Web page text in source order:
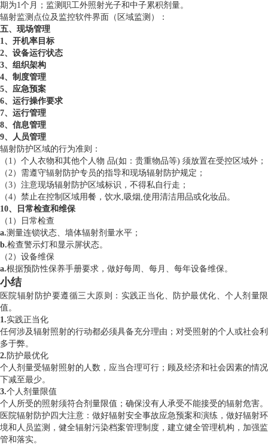
期为1个月；监测职工外照射光子和中子累积剂量。
辐射监测点位及监控软件界面（区域监测）：
五、现场管理
1、开机率目标
2、设备运行状态
3、组织架构
4、制度管理
5、应急预案
6、运行操作要求
7、运行管理
8、信息管理
9、人员管理
辐射防护区域的行为准则：
（1）个人衣物和其他个人物 品(如：贵重物品等) 须放置在受控区域外；
（2）需遵守辐射防护专员的指导和现场辐射防护规定；
（3）注意现场辐射防护区域标识，不得私自行走；
（4）禁止在控制区域用餐，饮水,吸烟,使用清洁用品或化妆品。
10、日常检查和维保
（1）日常检查
a.测量连锁状态、墙体辐射剂量水平；
b.检查警示灯和显示屏状态。
（2）设备维保
a.根据预防性保养手册要求，做好每周、每月、每年设备维保。
小结
医院辐射防护要遵循三大原则：实践正当化、防护最优化、个人剂量限
值。
1.实践正当化
任何涉及辐射照射的行动都必须具备充分理由；对受照射的个人或社会利
多于弊。
2. 防护最优化
个人剂量受辐射照射的人数，应当合理可行；顾及经济和社会因素的情况
下减至最少。
3.个人剂量限值
个人所受的照射须符合剂量限值；确保没有人承受不能接受的辐射危害。
医院辐射防护四大注意：做好辐射安全事故应急预案和演练，做好辐射环
境和人员监测，健全辐射污染档案管理制度，建立健全管理机构，加强监
管和落实。